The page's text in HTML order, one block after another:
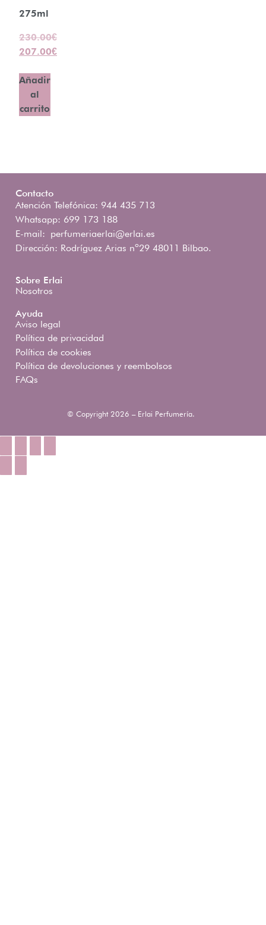
275ml
230.00€
207.00€
Añadir
al
carrito
Contacto
Atención Telefónica: 944 435 713
Whatsapp: 699 173 188
E-mail: perfumeriaerlai@erlai.es
Dirección: Rodríguez Arias nº29 48011 Bilbao.
Sobre Erlai
Nosotros
Ayuda
Aviso legal
Política de privacidad
Política de cookies
Política de devoluciones y reembolsos
FAQs
© Copyright 2026 – Erlai Perfumería.